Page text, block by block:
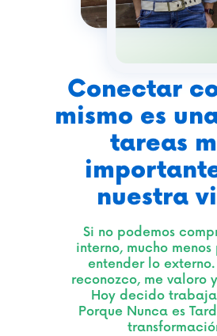
Conectar
mismo es
tareas
nuestra
Si no podemos
interno, mucho menos
entender lo
reconozco, me valoro
Hoy decido
Porque Nunca es